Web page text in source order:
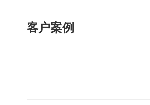
客户案例